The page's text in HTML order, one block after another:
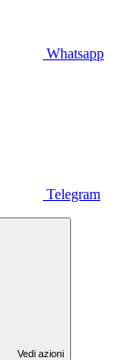
Whatsapp
Telegram
Vedi azioni